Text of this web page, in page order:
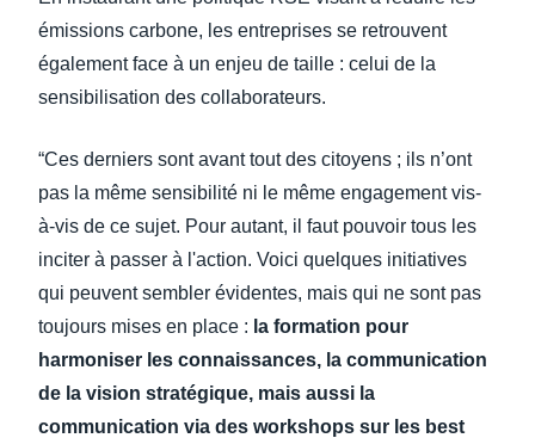
émissions carbone, les entreprises se retrouvent
également face à un enjeu de taille : celui de la
sensibilisation des collaborateurs.
“Ces derniers sont avant tout des citoyens ; ils n’ont
pas la même sensibilité ni le même engagement vis-
à-vis de ce sujet. Pour autant, il faut pouvoir tous les
inciter à passer à l'action. Voici quelques initiatives
qui peuvent sembler évidentes, mais qui ne sont pas
toujours mises en place : la formation pour
harmoniser les connaissances, la communication
de la vision stratégique, mais aussi la
communication via des workshops sur les best